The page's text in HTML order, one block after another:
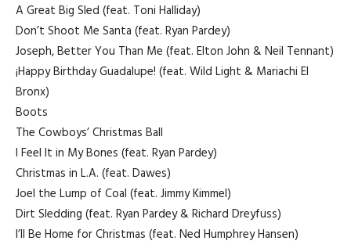
A Great Big Sled (feat. Toni Halliday)
Don’t Shoot Me Santa (feat. Ryan Pardey)
Joseph, Better You Than Me (feat. Elton John & Neil Tennant)
¡Happy Birthday Guadalupe! (feat. Wild Light & Mariachi El
Bronx)
Boots
The Cowboys’ Christmas Ball
I Feel It in My Bones (feat. Ryan Pardey)
Christmas in L.A. (feat. Dawes)
Joel the Lump of Coal (feat. Jimmy Kimmel)
Dirt Sledding (feat. Ryan Pardey & Richard Dreyfuss)
I’ll Be Home for Christmas (feat. Ned Humphrey Hansen)